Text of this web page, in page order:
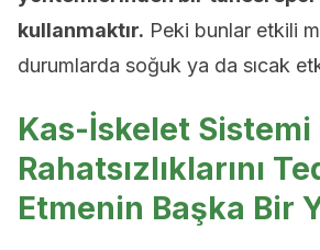
kullanmaktır. Peki bunlar etkili
durumlarda soğuk ya da sıcak
Kas-İskelet Sistemi
Rahatsızlıklarını
Etmenin Başka Bir